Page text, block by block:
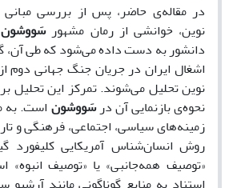
در مقاله‌ی حاضر، پس از بررسی مبانی
نوین، خوانشی از رمان مشهورسَووشون
دانشور به دست داده می‌شود که طی آن،
اشغال ایران در جریان جنگ جهانی دوم
نوین تحلیل می‌شوند. تمرکز این
نحوه‌ی بازنمایی آن درسَووشون است. به
زمینه‌های سیاسی، اجتماعی، فرهنگی و
روش انسان‌شناس آمریکایی کلیفورد
«توصیف همه‌جانبی» یا «توصیف انبوه»